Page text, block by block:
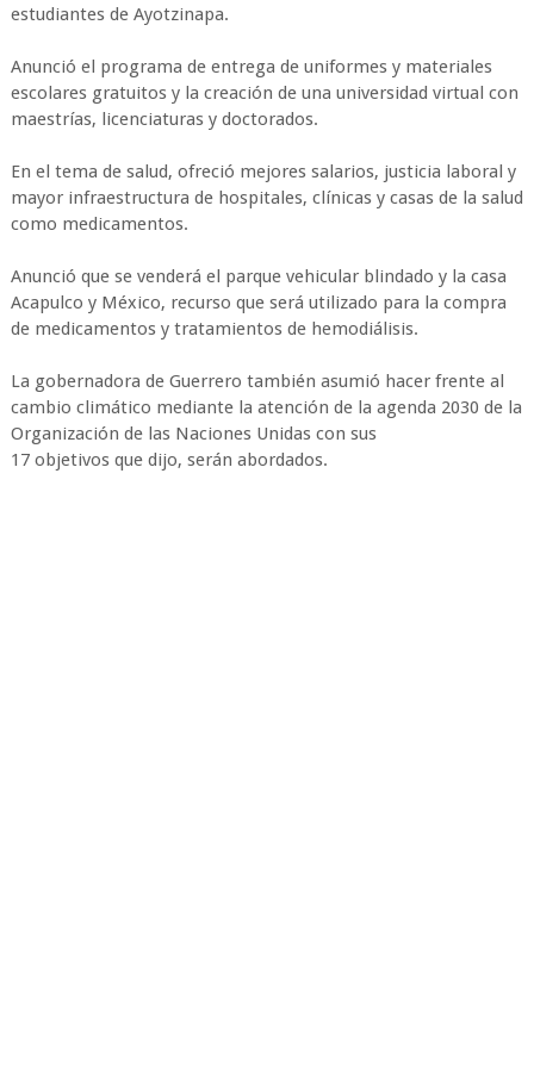
estudiantes de Ayotzinapa.
Anunció el programa de entrega de uniformes y materiales
escolares gratuitos y la creación de una universidad virtual con
maestrías, licenciaturas y doctorados.
En el tema de salud, ofreció mejores salarios, justicia laboral y
mayor infraestructura de hospitales, clínicas y casas de la salud
como medicamentos.
Anunció que se venderá el parque vehicular blindado y la casa
Acapulco y México, recurso que será utilizado para la compra
de medicamentos y tratamientos de hemodiálisis.
La gobernadora de Guerrero también asumió hacer frente al
cambio climático mediante la atención de la agenda 2030 de la
Organización de las Naciones Unidas con sus
17 objetivos que dijo, serán abordados.